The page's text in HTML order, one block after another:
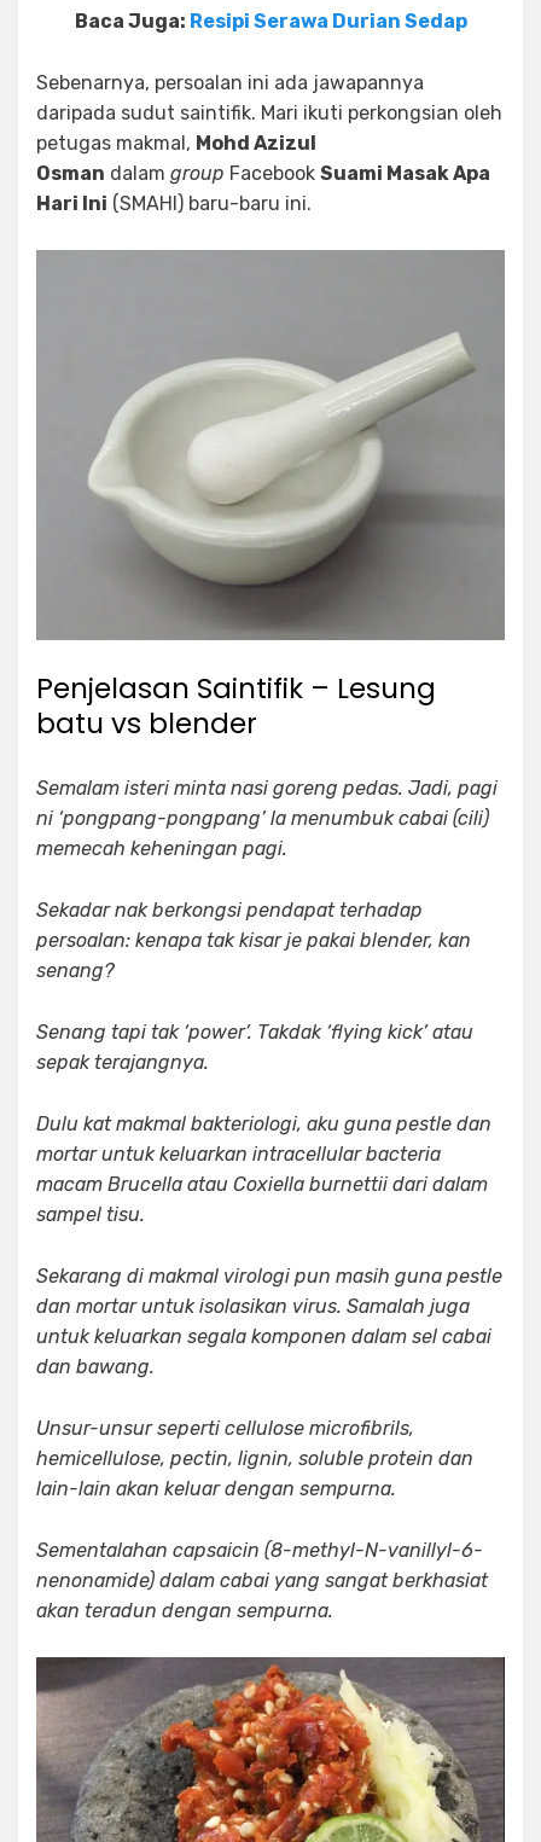
Baca Juga: Resipi Serawa Durian Sedap
Sebenarnya, persoalan ini ada jawapannya
daripada sudut saintifik. Mari ikuti perkongsian oleh
petugas makmal, Mohd Azizul
Osman dalam group Facebook Suami Masak Apa
Hari Ini (SMAHI) baru-baru ini.
Penjelasan Saintifik – Lesung
batu vs blender
Semalam isteri minta nasi goreng pedas. Jadi, pagi
ni ‘pongpang-pongpang’ la menumbuk cabai (cili)
memecah keheningan pagi.
Sekadar nak berkongsi pendapat terhadap
persoalan: kenapa tak kisar je pakai blender, kan
senang?
Senang tapi tak ‘power’. Takdak ‘flying kick’ atau
sepak terajangnya.
Dulu kat makmal bakteriologi, aku guna pestle dan
mortar untuk keluarkan intracellular bacteria
macam Brucella atau Coxiella burnettii dari dalam
sampel tisu.
Sekarang di makmal virologi pun masih guna pestle
dan mortar untuk isolasikan virus. Samalah juga
untuk keluarkan segala komponen dalam sel cabai
dan bawang.
Unsur-unsur seperti cellulose microfibrils,
hemicellulose, pectin, lignin, soluble protein dan
lain-lain akan keluar dengan sempurna.
Sementalahan capsaicin (8-methyl-N-vanillyl-6-
nenonamide) dalam cabai yang sangat berkhasiat
akan teradun dengan sempurna.